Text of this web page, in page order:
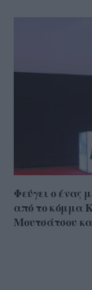
Φεύγει ο ένας
από το κόμμα
Μουτσάτσου